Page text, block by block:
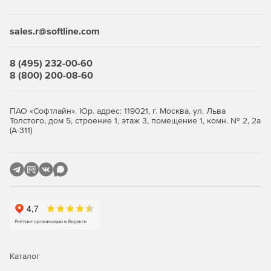
нужны, и не переплачивает за ненужные ему элементы
использовать.
Если необходимо обеспечить централизованное
управление защитой рабочих станций, требуется
лицензирование Центра управления Dr.Web Enterprise
нескольких компьютеров, до распределенных интранет-
администрирование защиты файловых серверов и
серверов приложений (включая терминальные серверы),
sales.r@softline.com
8 (495) 232-00-60
8 (800) 200-08-60
ПАО «Софтлайн». Юр. адрес: 119021, г. Москва, ул. Льва
Толстого, дом 5, строение 1, этаж 3, помещение 1, комн. № 2, 2а
(А-311)
Каталог